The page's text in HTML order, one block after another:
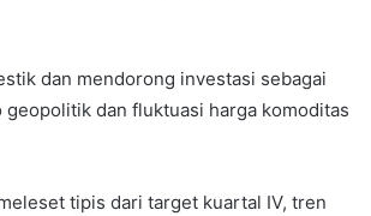
dan mendorong investasi sebagai
dan fluktuasi harga komoditas
tipis dari target kuartal IV, tren